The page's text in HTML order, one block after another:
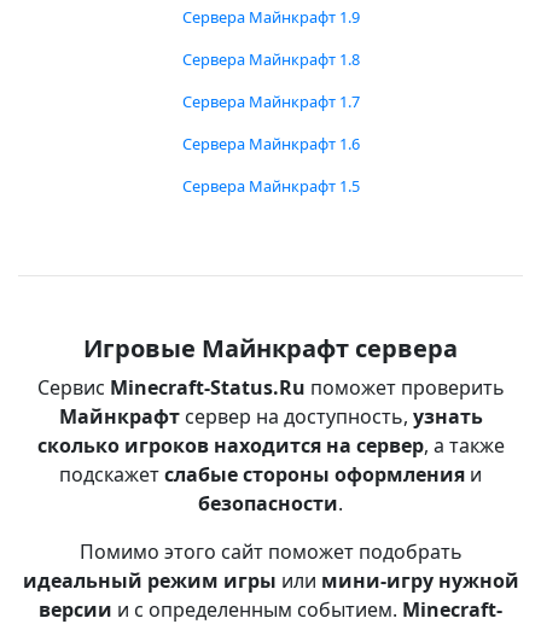
Сервера Майнкрафт 1.9
Сервера Майнкрафт 1.8
Сервера Майнкрафт 1.7
Сервера Майнкрафт 1.6
Сервера Майнкрафт 1.5
Игровые Майнкрафт сервера
Сервис Minecraft-Status.Ru поможет проверить
Майнкрафтсервер на доступность, узнать
сколько игроков находится на сервер, а также
подскажетслабые стороны оформления и
безопасности.
Помимо этого сайт поможет подобрать
идеальный режим игры или мини-игру нужной
версии и с определенным событием. Minecraft-